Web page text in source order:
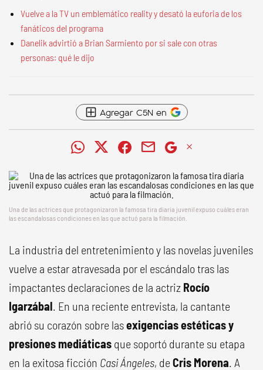
Vuelve a la TV un emblemático reality y desató la euforia de los
fanáticos del programa
Danelik advirtió a Brian Sarmiento por si sale con otras
personas: qué le dijo
Agregar C5N en
Una de las actrices que protagonizaron la famosa tira diaria juvenil expuso cuáles eran
las escandalosas condiciones en las que actuó para la filmación.
La industria del entretenimiento y las novelas juveniles
vuelve a estar atravesada por el escándalo tras las
impactantes declaraciones de la actriz Rocío
Igarzábal. En una reciente entrevista, la cantante
abrió su corazón sobre lasexigencias estéticas y
presiones mediáticas que soportó durante su etapa
en la exitosa ficción Casi Ángeles, deCris Morena. A